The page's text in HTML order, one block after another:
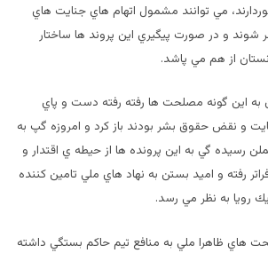
مي توانند مشمول اتهام هاي جنايت هاي
و در صورت پيگيري اين پروند ها ساختار
از هم مي پاشد.
به اين گونه مصلحت ها رفته رفته دست و پاي
و نقض حقوق بشر بودند باز كرد و امروزه گپ به
رسيده گي به اين پرونده ها از حيطه ي اقتدار و
رفته و اميد بستن به نهاد هاي ملي تامين كننده
رويا به نظر مي رسد.
هاي ظاهرا ملي به منافع تيم حاكم بستگي داشته